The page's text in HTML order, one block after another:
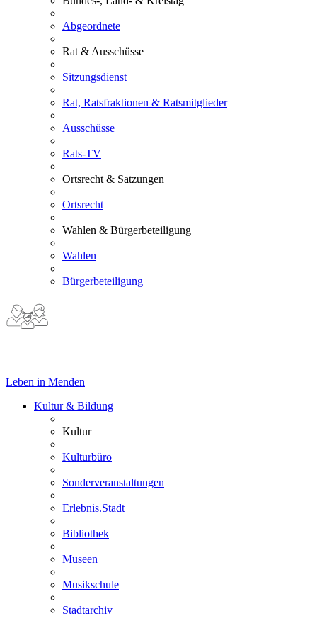
Abgeordnete
Rat & Ausschüsse
Sitzungsdienst
Rat, Ratsfraktionen & Ratsmitglieder
Ausschüsse
Rats-TV
Ortsrecht & Satzungen
Ortsrecht
Wahlen & Bürgerbeteiligung
Wahlen
Bürgerbeteiligung
Leben in Menden
Kultur & Bildung
Kultur
Kulturbüro
Sonderveranstaltungen
Erlebnis.Stadt
Bibliothek
Museen
Musikschule
Stadtarchiv